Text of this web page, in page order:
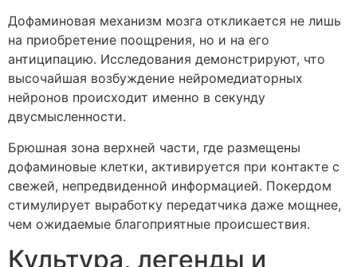
Дофаминовая механизм мозга откликается не лишь
на приобретение поощрения, но и на его
антиципацию. Исследования демонстрируют, что
высочайшая возбуждение нейромедиаторных
нейронов происходит именно в секунду
двусмысленности.
Брюшная зона верхней части, где размещены
дофаминовые клетки, активируется при контакте с
свежей, непредвиденной информацией. Покердом
стимулирует выработку передатчика даже мощнее,
чем ожидаемые благоприятные происшествия.
Культура, легенды и